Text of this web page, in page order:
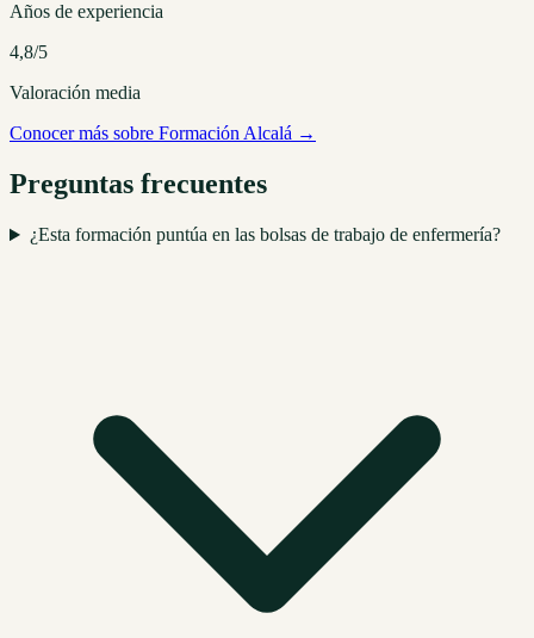
Años de experiencia
4,8/5
Valoración media
Conocer más sobre Formación Alcalá →
Preguntas frecuentes
¿Esta formación puntúa en las bolsas de trabajo de enfermería?